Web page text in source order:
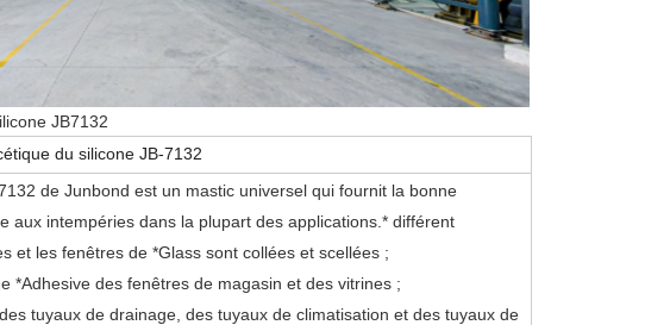
JB7132
du silicone JB-7132
de Junbond est un mastic universel qui fournit la bonne
aux intempéries dans la plupart des applications.* différent
et les fenêtres de *Glass sont collées et scellées ;
*Adhesive des fenêtres de magasin et des vitrines ;
des tuyaux de drainage, des tuyaux de climatisation et des tuyaux de